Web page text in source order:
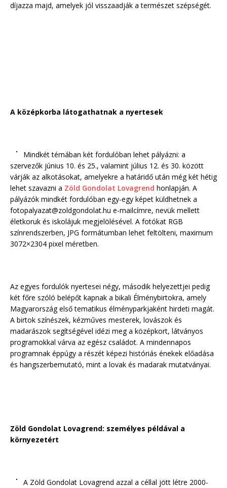
díjazza majd, amelyek jól visszaadják a természet szépségét.
A középkorba látogathatnak a nyertesek
Mindkét témában két fordulóban lehet pályázni: a
szervezők június 10. és 25., valamint július 12. és 30. között
várják az alkotásokat, amelyekre a határidő után még két hétig
lehet szavazni a Zöld Gondolat Lovagrend honlapján. A
pályázók mindkét fordulóban egy-egy képet küldhetnek a
fotopalyazat@zoldgondolat.hu e-mailcímre, nevük mellett
életkoruk és iskolájuk megjelölésével. A fotókat RGB
színrendszerben, JPG formátumban lehet feltölteni, maximum
3072×2304 pixel méretben.
Az egyes fordulók nyertesei négy, második helyezettjei pedig
két főre szóló belépőt kapnak a bikali Élménybirtokra, amely
Magyarország első tematikus élményparkjaként hirdeti magát.
A birtok színészek, kézműves mesterek, lovászok és
madarászok segítségével idézi meg a középkort, látványos
programokkal várva az egész családot. A mindennapos
programnak éppúgy a részét képezi históriás énekek előadása
és hangszerbemutató, mint a lovak és madarak mutatványai.
Zöld Gondolat Lovagrend: személyes példával a
környezetért
A Zöld Gondolat Lovagrend azzal a céllal jött létre 2000-